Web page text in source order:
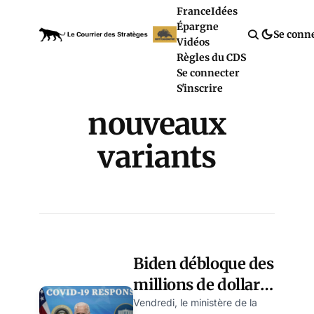
FranceIdées
Épargne
Vidéos
Règles du CDS
Se connecter
S'inscrire
Se
nouveaux
variants
Biden débloque des
millions de dollars
d’argent public
Vendredi, le ministère de la